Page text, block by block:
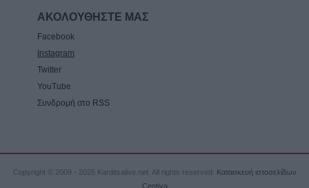
ΑΚΟΛΟΥΘΗΣΤΕ ΜΑΣ
Facebook
Instagram
Twitter
YouTube
Συνδρομή στο RSS
Copyright © 2009 - 2026 Karditsalive.net. All rights reserved.
Κατασκευή ιστοσελίδων
Centiva